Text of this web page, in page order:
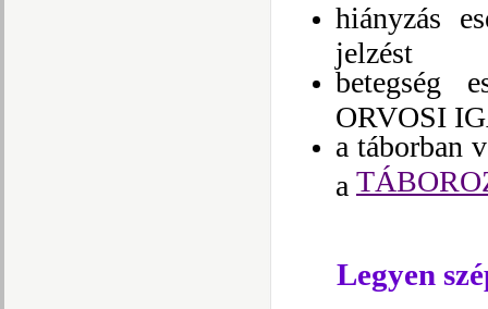
hiányzás
jelzést
betegség
ORVOSI
a táborban
a
Legyen